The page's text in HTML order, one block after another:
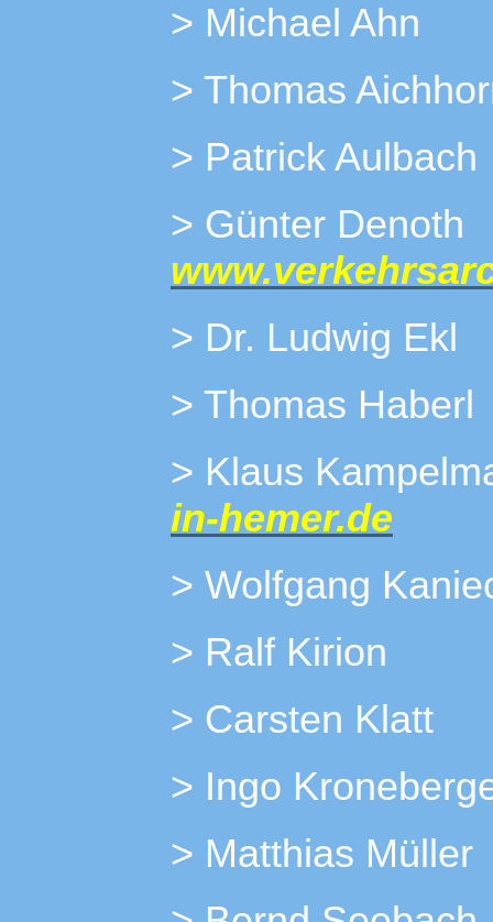
> Michael Ahn
> Thomas
> Patrick Aulbach
> Günter
> Dr. Ludwig Ekl
> Thomas Haberl
> Klaus
in-hemer.de
> Wolfgang
> Ralf Kirion
> Carsten Klatt
> Ingo
> Matthias Müller